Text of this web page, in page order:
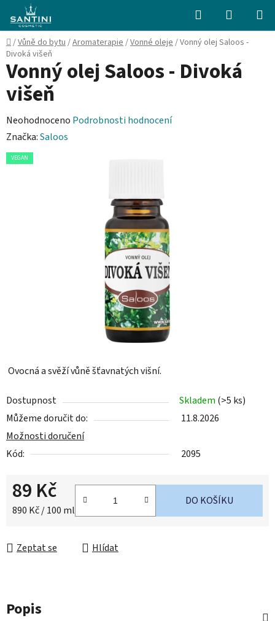
obsah
Hledat
KOŠÍK
Domů
/Vůně do bytu/Aromaterapie/Vonné oleje/Vonný olej Saloos -
Divoká višeň
Ovocná a svěží vůně šťavnatých višní.
Dostupnost Skladem (>5 ks)
Můžeme doručit do:
11.8.2026
Možnosti doručení
Kód:
2095
89 Kč
Měrná cena:
890 Kč / 100 ml
DO KOŠÍKU
Zeptat se Hlídat
Vonný olej Saloos - Divoká
višeň
Průměrné
hodnocení
produktu
Neohodnoceno Podrobnosti hodnocení
Značka:Saloos
VEGAN
Popis